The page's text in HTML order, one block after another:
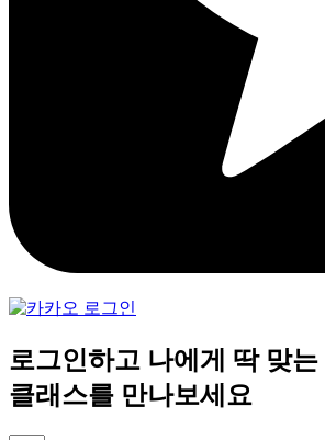
로그인하고 나에게 딱 맞는
클래스를 만나보세요